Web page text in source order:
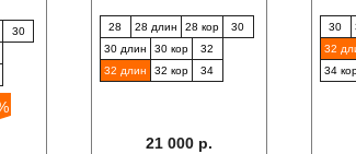
30
28 28 длин 28 кор
30
30 длин
30 кор
32
32 длин
32 кор 34
21 000 р.
30
32
34